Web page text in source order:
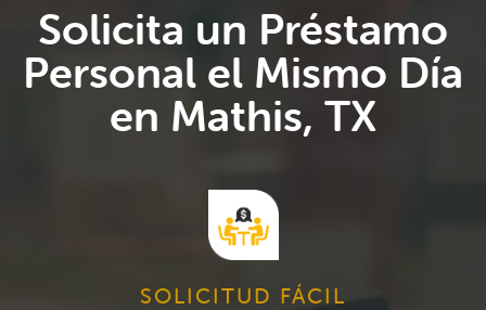
Solicita un Préstamo
Personal el Mismo Día
en Mathis, TX
SOLICITUD FÁCIL